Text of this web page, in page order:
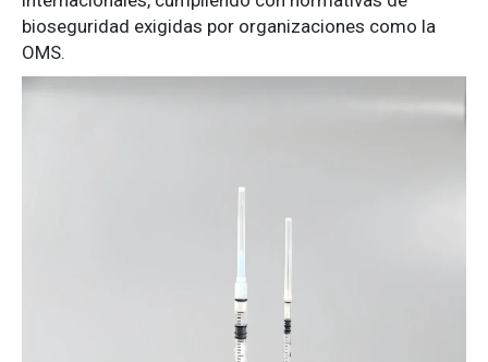
bioseguridad exigidas por organizaciones como la
OMS.